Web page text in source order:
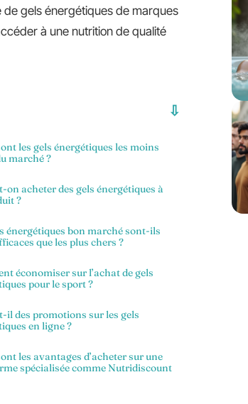
gels énergétiques de marques
à une nutrition de qualité
les gels énergétiques les moins
marché ?
on acheter des gels énergétiques à
?
énergétiques bon marché sont-ils
que les plus chers ?
économiser sur l’achat de gels
pour le sport ?
il des promotions sur les gels
en ligne ?
les avantages d’acheter sur une
spécialisée comme Nutridiscount